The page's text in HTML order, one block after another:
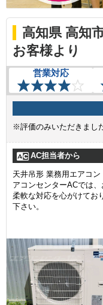
高知県 高知
お客様より
営業対応
※評価のみいただきまし
AC担当者から
天井吊形 業務用エアコ
アコンセンターACでは
柔軟な対応を心がけてお
下さい。